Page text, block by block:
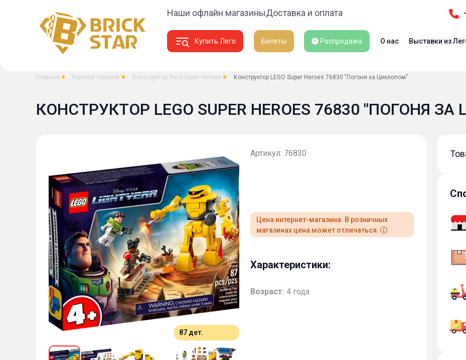
Наши офлайн магазиныДоставка и оплата
Купить Лего Билеты Распродажа О нас Выставки из
Главная Каталог товаров Конструктор Лего Super Heroes Конструктор LEGO Super Heroes 76830 "Погоня за Циклопом"
КОНСТРУКТОР LEGO SUPER HEROES 76830 "ПОГОНЯ
87 дет.
Артикул: 76830
Цена интернет-магазина. В розничных
магазинах цена может отличаться.
Характеристики:
Возраст: 4 года